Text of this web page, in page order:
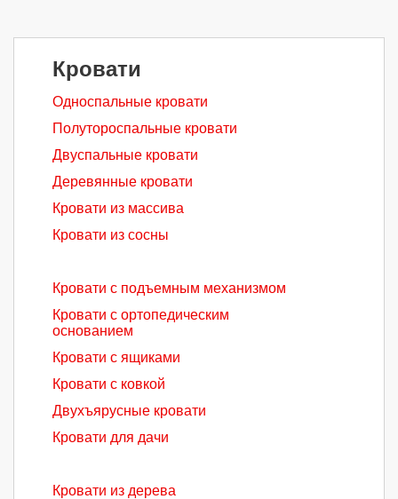
Кровати
Односпальные кровати
Полутороспальные кровати
Двуспальные кровати
Деревянные кровати
Кровати из массива
Кровати из сосны
Кровати с подъемным механизмом
Кровати с ортопедическим
основанием
Кровати с ящиками
Кровати с ковкой
Двухъярусные кровати
Кровати для дачи
Кровати из дерева